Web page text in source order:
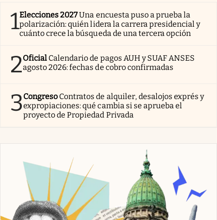
1Elecciones 2027Una encuesta puso a prueba la
polarización: quién lidera la carrera presidencial y
cuánto crece la búsqueda de una tercera opción
2Oficial Calendario de pagos AUH y SUAF ANSES
agosto 2026: fechas de cobro confirmadas
3Congreso Contratos de alquiler, desalojos exprés y
expropiaciones: qué cambia si se aprueba el
proyecto de Propiedad Privada